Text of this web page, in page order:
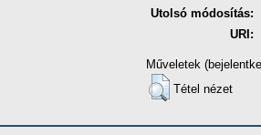
Utolsó módosítás:
URI:
Műveletek
Tétel nézet